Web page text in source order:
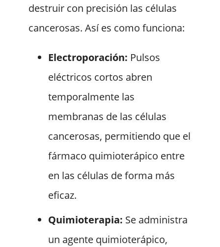
destruir con precisión las células
cancerosas. Así es como funciona:
Electroporación: Pulsos
eléctricos cortos abren
temporalmente las
membranas de las células
cancerosas, permitiendo que el
fármaco quimioterápico entre
en las células de forma más
eficaz.
Quimioterapia: Se administra
un agente quimioterápico,